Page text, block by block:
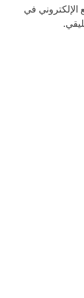
الإلكتروني في